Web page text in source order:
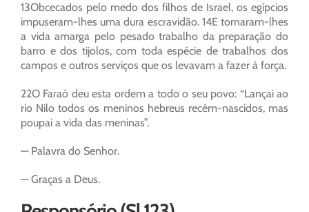
13Obcecados pelo medo dos filhos de Israel, os egípcios
impuseram-lhes uma dura escravidão. 14E tornaram-lhes
a vida amarga pelo pesado trabalho da preparação do
barro e dos tijolos, com toda espécie de trabalhos dos
campos e outros serviços que os levavam a fazer à força.
22O Faraó deu esta ordem a todo o seu povo: “Lançai ao
rio Nilo todos os meninos hebreus recém-nascidos, mas
poupai a vida das meninas”.
— Palavra do Senhor.
— Graças a Deus.